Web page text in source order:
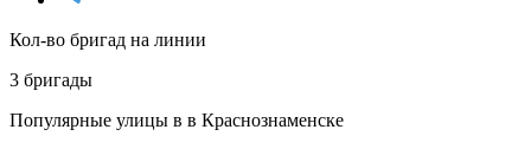
Кол-во бригад на линии
3 бригады
Популярные улицы в в Краснознаменске